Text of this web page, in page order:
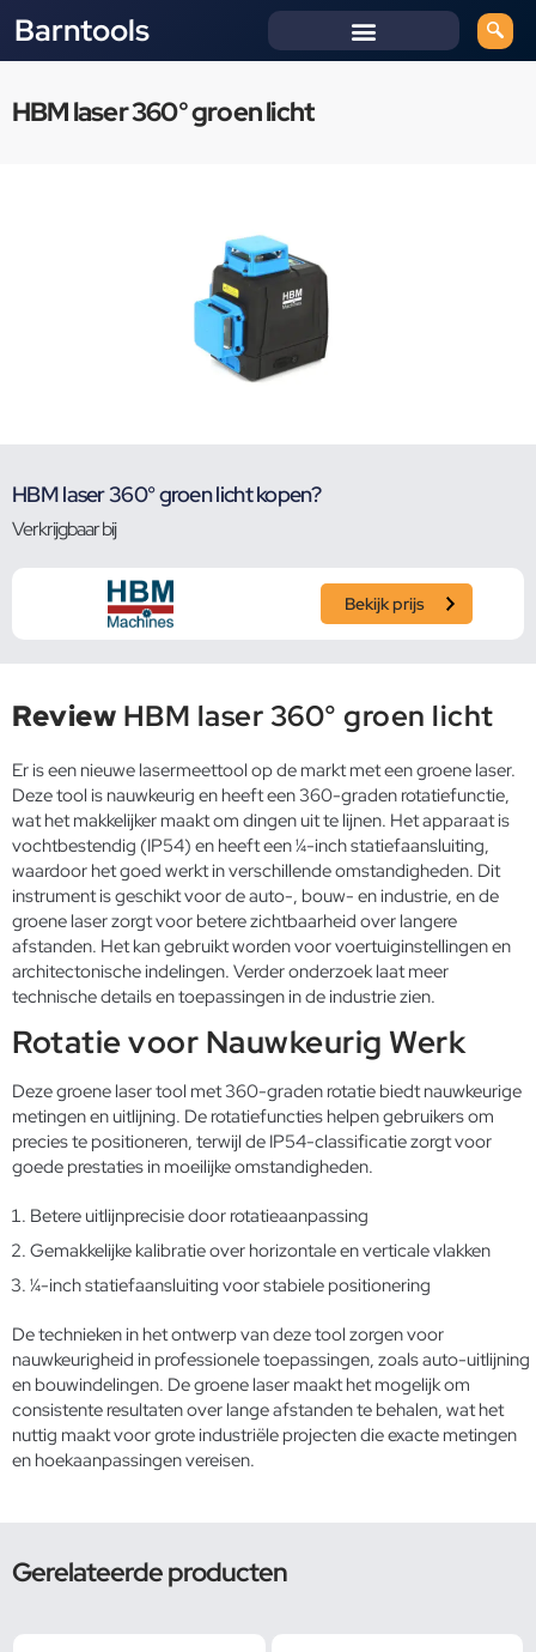
Barntools
HBM laser 360° groen licht
HBM laser 360° groen licht kopen?
Verkrijgbaar bij
Bekijk prijs
Review HBM laser 360° groen licht
Er is een nieuwe lasermeettool op de markt met een groene laser.
Deze tool is nauwkeurig en heeft een 360-graden rotatiefunctie,
wat het makkelijker maakt om dingen uit te lijnen. Het apparaat is
vochtbestendig (IP54) en heeft een ¼-inch statiefaansluiting,
waardoor het goed werkt in verschillende omstandigheden. Dit
instrument is geschikt voor de auto-, bouw- en industrie, en de
groene laser zorgt voor betere zichtbaarheid over langere
afstanden. Het kan gebruikt worden voor voertuiginstellingen en
architectonische indelingen. Verder onderzoek laat meer
technische details en toepassingen in de industrie zien.
Rotatie voor Nauwkeurig Werk
Deze groene laser tool met 360-graden rotatie biedt nauwkeurige
metingen en uitlijning. De rotatiefuncties helpen gebruikers om
precies te positioneren, terwijl de IP54-classificatie zorgt voor
goede prestaties in moeilijke omstandigheden.
Betere uitlijnprecisie door rotatieaanpassing
Gemakkelijke kalibratie over horizontale en verticale vlakken
¼-inch statiefaansluiting voor stabiele positionering
De technieken in het ontwerp van deze tool zorgen voor
nauwkeurigheid in professionele toepassingen, zoals auto-uitlijning
en bouwindelingen. De groene laser maakt het mogelijk om
consistente resultaten over lange afstanden te behalen, wat het
nuttig maakt voor grote industriële projecten die exacte metingen
en hoekaanpassingen vereisen.
Gerelateerde producten